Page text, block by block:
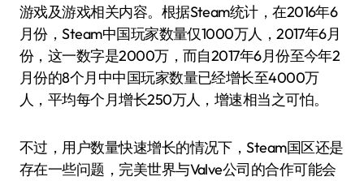
游戏及游戏相关内容。根据Steam统计，在2016年6
月份，Steam中国玩家数量仅1000万人，2017年6月
份，这一数字是2000万，而自2017年6月份至今年2
月份的8个月中中国玩家数量已经增长至4000万
人，平均每个月增长250万人，增速相当之可怕。
不过，用户数量快速增长的情况下，Steam国区还是
存在一些问题，完美世界与Valve公司的合作可能会